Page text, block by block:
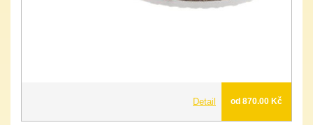
Detail od 870.00 Kč